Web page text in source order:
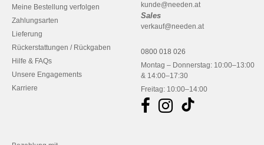
Meine Bestellung verfolgen
Zahlungsarten
Lieferung
Rückerstattungen / Rückgaben
Hilfe & FAQs
Unsere Engagements
Karriere
kunde@needen.at
Sales
verkauf@needen.at
0800 018 026
Montag – Donnerstag: 10:00–13:00
& 14:00–17:30
Freitag: 10:00–14:00